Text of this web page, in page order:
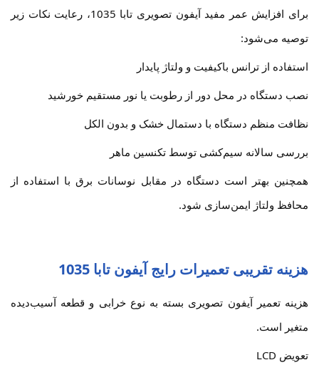
برای افزایش عمر مفید آیفون تصویری تابا 1035، رعایت نکات زیر
توصیه می‌شود:
استفاده از ترانس باکیفیت و ولتاژ پایدار
نصب دستگاه در محل دور از رطوبت یا نور مستقیم خورشید
نظافت منظم دستگاه با دستمال خشک و بدون الکل
بررسی سالانه سیم‌کشی توسط تکنسین ماهر
همچنین بهتر است دستگاه در مقابل نوسانات برق با استفاده از
محافظ ولتاژ ایمن‌سازی شود.
هزینه تقریبی تعمیرات رایج آیفون تابا 1035
هزینه تعمیر آیفون تصویری بسته به نوع خرابی و قطعه آسیب‌دیده
متغیر است.
تعویض LCD